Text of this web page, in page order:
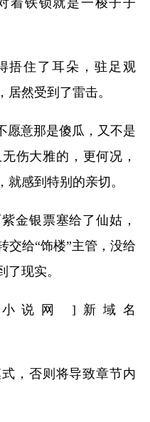
着铁锁就是一梭子子
捂住了耳朵，驻足观
然受到了雷击。
愿意那是傻瓜，又不是
伤大雅的，更何况，
感到特别的亲切。
金银票塞给了仙姑，
交给“饰楼”主管，没给
现实。
说网 ]新域名
，否则将导致章节内